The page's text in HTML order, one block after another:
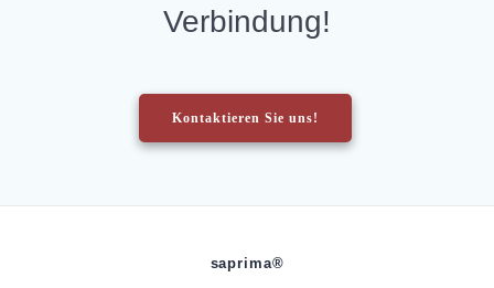
Verbindung!
Kontaktieren Sie uns!
saprima®